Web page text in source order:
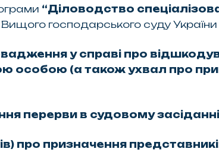
“Діловодство
Вищого господарського суду
у справі про
особою (а також ухвал про
перерви в судовому
про призначення